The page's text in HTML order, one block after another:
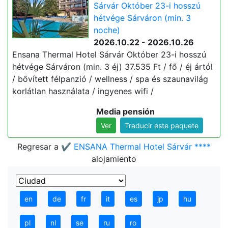
Sárvár Október 23-i hosszú
hétvége Sárváron (min. 3
noche)
2026.10.22 - 2026.10.26
Ensana Thermal Hotel Sárvár Október 23-i hosszú
hétvége Sárváron (min. 3 éj) 37.535 Ft / fő / éj ártól
/ bővített félpanzió / wellness / spa és szaunavilág
korlátlan használata / ingyenes wifi /
Media pensión
Ver Traducir este paquete
Regresar a ✔️ ENSANA Thermal Hotel Sárvár ****
alojamiento
en de fr it es jp hu
pl nl se ru ro